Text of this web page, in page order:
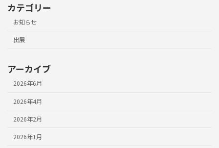
カテゴリー
お知らせ
出展
アーカイブ
2026年6月
2026年4月
2026年2月
2026年1月